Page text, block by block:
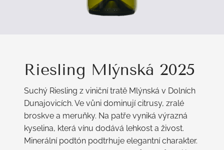
Riesling Mlýnská 2025
Suchý Riesling z viniční tratě Mlýnská v Dolních
Dunajovicích. Ve vůni dominují citrusy, zralé
broskve a meruňky. Na patře vyniká výrazná
kyselina, která vínu dodává lehkost a živost.
Minerální podtón podtrhuje elegantní charakter.